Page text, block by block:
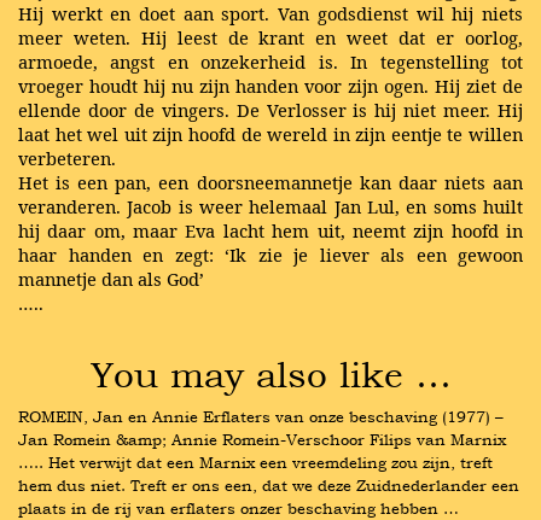
Hij werkt en doet aan sport. Van godsdienst wil hij niets
meer weten. Hij leest de krant en weet dat er oorlog,
armoede, angst en onzekerheid is. In tegenstelling tot
vroeger houdt hij nu zijn handen voor zijn ogen. Hij ziet de
ellende door de vingers. De Verlosser is hij niet meer. Hij
laat het wel uit zijn hoofd de wereld in zijn eentje te willen
verbeteren.
Het is een pan, een doorsneemannetje kan daar niets aan
veranderen. Jacob is weer helemaal Jan Lul, en soms huilt
hij daar om, maar Eva lacht hem uit, neemt zijn hoofd in
haar handen en zegt: ‘Ik zie je liever als een gewoon
mannetje dan als God’
…..
You may also like …
ROMEIN, Jan en Annie Erflaters van onze beschaving (1977) –
Jan Romein &amp; Annie Romein-Verschoor Filips van Marnix
….. Het verwijt dat een Marnix een vreemdeling zou zijn, treft
hem dus niet. Treft er ons een, dat we deze Zuidnederlander een
plaats in de rij van erflaters onzer beschaving hebben …